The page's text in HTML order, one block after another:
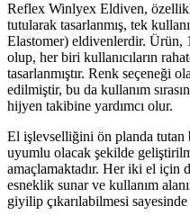
Reflex Winlyex Eldiven,
tutularak tasarlanmış, tek
Elastomer) eldivenlerdir. Ürün,
olup, her biri kullanıcıların
tasarlanmıştır. Renk seçeneği
edilmiştir, bu da kullanım
hijyen takibine yardımcı olur.
El işlevselliğini ön planda tutan
uyumlu olacak şekilde
amaçlamaktadır. Her iki el için
esneklik sunar ve kullanım
giyilip çıkarılabilmesi